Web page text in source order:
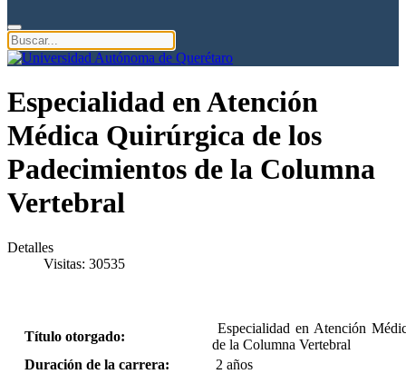
Especialidad en Atención
Médica Quirúrgica de los
Padecimientos de la Columna
Vertebral
Detalles
Visitas: 30535
Título otorgado:
Especialidad en Atención
de la Columna Vertebral
Duración de la carrera:
2 años